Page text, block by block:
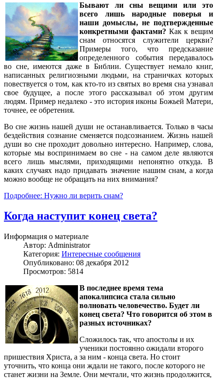
Бывают ли сны вещими или это
всего лишь народные поверья и
наши домыслы, не подтвержденные
конкретными фактами? Как к вещим
снам относятся служители церкви?
Примеры того, что предсказание
определенного события передавалось
во сне, имеются даже в Библии. Существует немало книг,
написанных религиозными людьми, на страничках которых
повествуется о том, как кто-то из святых во время сна узнавал
свое будущее, а после этого рассказывал об этом другим
людям. Пример недалеко - это история иконы Божьей Матери,
точнее, ее обретения.
Во сне жизнь нашей души не останавливается. Только в часы
бездействия сознание сменяется подсознанием. Жизнь нашей
души во сне проходит довольно интересно. Например, слова,
которые мы воспринимаем во сне - на самом деле являются
всего лишь мыслями, приходящими непонятно откуда. В
каких случаях надо придавать значение нашим снам, а когда
можно вообще не обращать на них внимания?
Подробнее: Нужно ли верить снам?
Когда наступит конец света?
Информация о материале
Автор: Administrator
Категория: Интересные сообщения
Опубликовано: 08 декабря 2012
Просмотров: 5814
В последнее время тема
апокалипсиса стала сильно
волновать человечество. Будет ли
конец света? Что говорится об этом в
разных источниках?
Сложилось так, что апостолы и их
ученики постоянно ожидали второго
пришествия Христа, а за ним - конца света. Но стоит
уточнить, что конца они ждали не такого, после которого не
станет жизни на Земле. Они мечтали, что жизнь продолжится,